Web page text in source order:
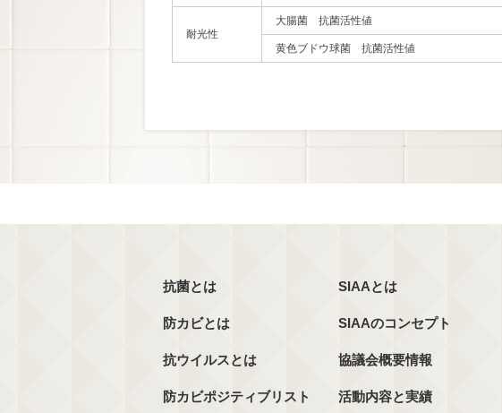
耐光性
大腸菌 抗菌活性値
黄色ブドウ球菌 抗菌活性値
抗菌とは
防カビとは
抗ウイルスとは
防カビポジティブリスト
SIAAとは
SIAAのコンセプト
協議会概要情報
活動内容と実績